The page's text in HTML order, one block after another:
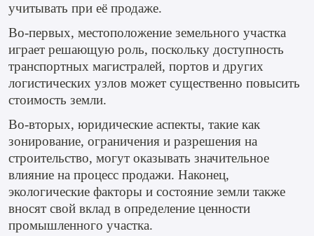
учитывать при её продаже.
Во-первых, местоположение земельного участка
играет решающую роль, поскольку доступность
транспортных магистралей, портов и других
логистических узлов может существенно повысить
стоимость земли.
Во-вторых, юридические аспекты, такие как
зонирование, ограничения и разрешения на
строительство, могут оказывать значительное
влияние на процесс продажи. Наконец,
экологические факторы и состояние земли также
вносят свой вклад в определение ценности
промышленного участка.